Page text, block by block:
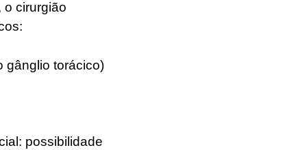
o cirurgião
gânglio torácico)
possibilidade